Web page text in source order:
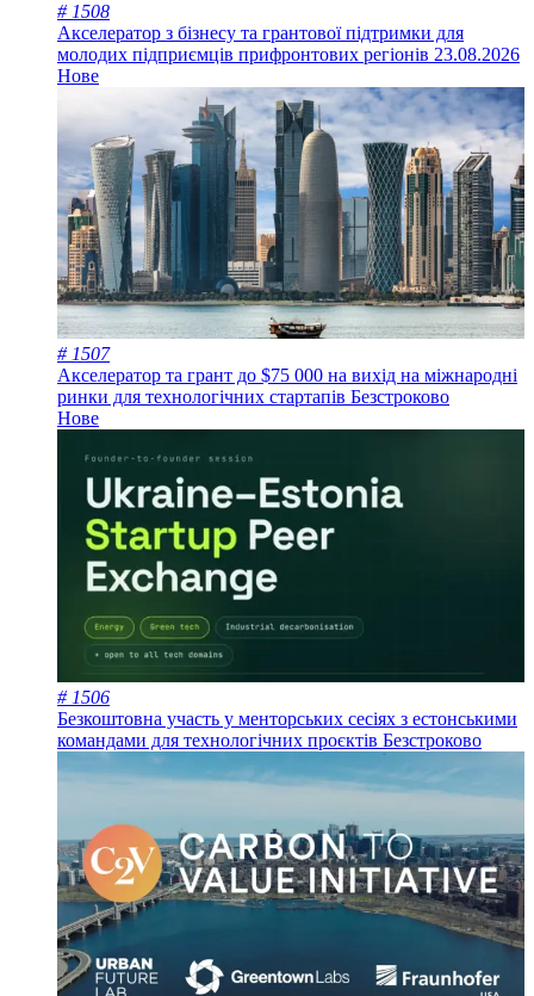
# 1508
Акселератор з бізнесу та грантової підтримки для
молодих підприємців прифронтових регіонів 23.08.2026
Нове
# 1507
Акселератор та грант до $75 000 на вихід на міжнародні
ринки для технологічних стартапів Безстроково
Нове
# 1506
Безкоштовна участь у менторських сесіях з естонськими
командами для технологічних проєктів Безстроково